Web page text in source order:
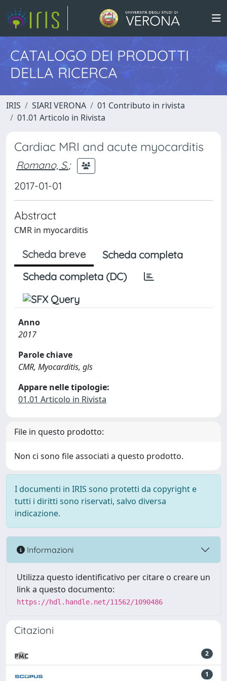
CATALOGO DEI PRODOTTI
DELLA RICERCA
IRIS SIARI VERONA
01 Contributo in rivista
01.01 Articolo in Rivista
Cardiac MRI and acute myocarditis
Romano, S.;
2017-01-01
Abstract
CMR in myocarditis
Scheda breve
Scheda completa
Scheda completa (DC)
Anno
2017
Parole chiave
CMR, Myocarditis, gls
Appare nelle tipologie:
01.01 Articolo in Rivista
File in questo prodotto:
Non ci sono file associati a questo prodotto.
I documenti in IRIS sono protetti da copyright e
tutti i diritti sono riservati, salvo diversa
indicazione.
Informazioni
Utilizza questo identificativo per citare o creare un
link a questo documento:
https://hdl.handle.net/11562/1090486
Citazioni
2
1